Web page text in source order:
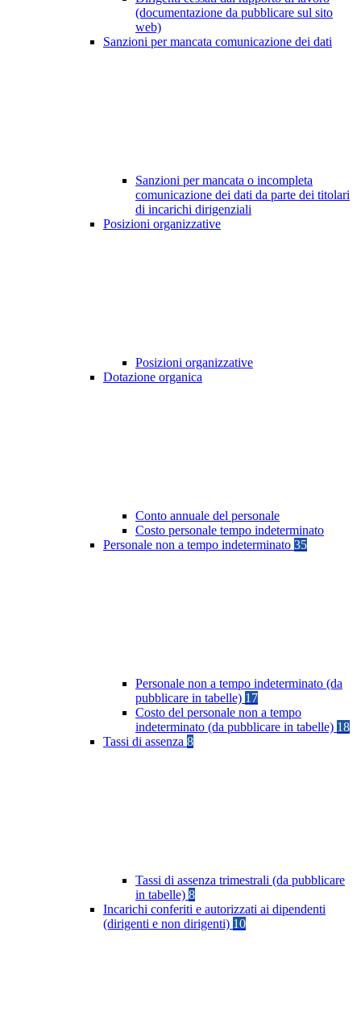
(documentazione da pubblicare sul sito
web)
Sanzioni per mancata comunicazione dei dati
Sanzioni per mancata o incompleta
comunicazione dei dati da parte dei titolari
di incarichi dirigenziali
Posizioni organizzative
Posizioni organizzative
Dotazione organica
Conto annuale del personale
Costo personale tempo indeterminato
Personale non a tempo indeterminato 35
Personale non a tempo indeterminato (da
pubblicare in tabelle) 17
Costo del personale non a tempo
indeterminato (da pubblicare in tabelle) 18
Tassi di assenza 8
Tassi di assenza trimestrali (da pubblicare
in tabelle) 8
Incarichi conferiti e autorizzati ai dipendenti
(dirigenti e non dirigenti) 10